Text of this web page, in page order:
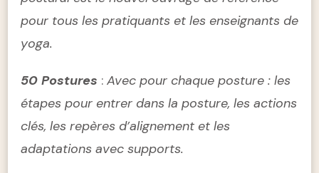
pour tous les pratiquants et les enseignants de
yoga.
50 Postures : Avec pour chaque posture : les
étapes pour entrer dans la posture, les actions
clés, les repères d’alignement et les
adaptations avec supports.